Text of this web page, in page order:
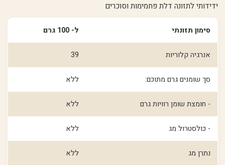
ידידותי לתזונה דלת פחמימות וסוכרים
סימון תזונתי ל- 100 גרם
אנרגיה קלוריות 39
סך שומנים גרם מתוכם: ללא
- חומצת שומן רוויות גרם ללא
- כולסטרול מג ללא
נתרן מג ללא